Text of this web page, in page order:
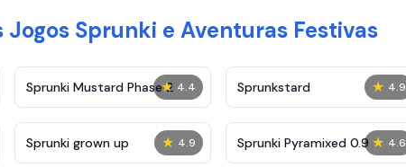
Jogos Sprunki e Aventuras Festivas
★ 4.4
Sprunki Mustard Phase 2 ★ 4.9
Sprunkstard
★ 4.9
Sprunki grown up ★ 4.6
Sprunki Pyramixed 0.9